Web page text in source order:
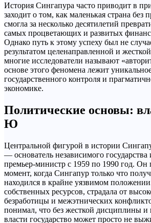
История Сингапура часто приводит в
заходит о том, как маленькая страна без
смогла за несколько десятилетий
самых процветающих и развитых
Однако путь к этому успеху был не
результатом целенаправленной и
многие исследователи называют
основе этого феномена лежит
государственного контроля и
экономике.
Политические основы:
Ю
Центральной фигурой в истории
— основатель независимого
премьер-министр с 1959 по 1990 год. Он
момент, когда Сингапур только что
находился в крайне уязвимом
собственных ресурсов, страдала от
безработицы и межэтнических
понимал, что без жесткой дисциплины и
власти государство может просто не